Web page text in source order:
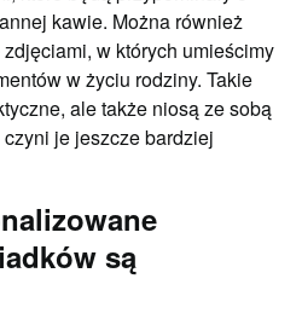
kawie. Można również
w których umieścimy
w życiu rodziny. Takie
ale także niosą ze sobą
je jeszcze bardziej
są